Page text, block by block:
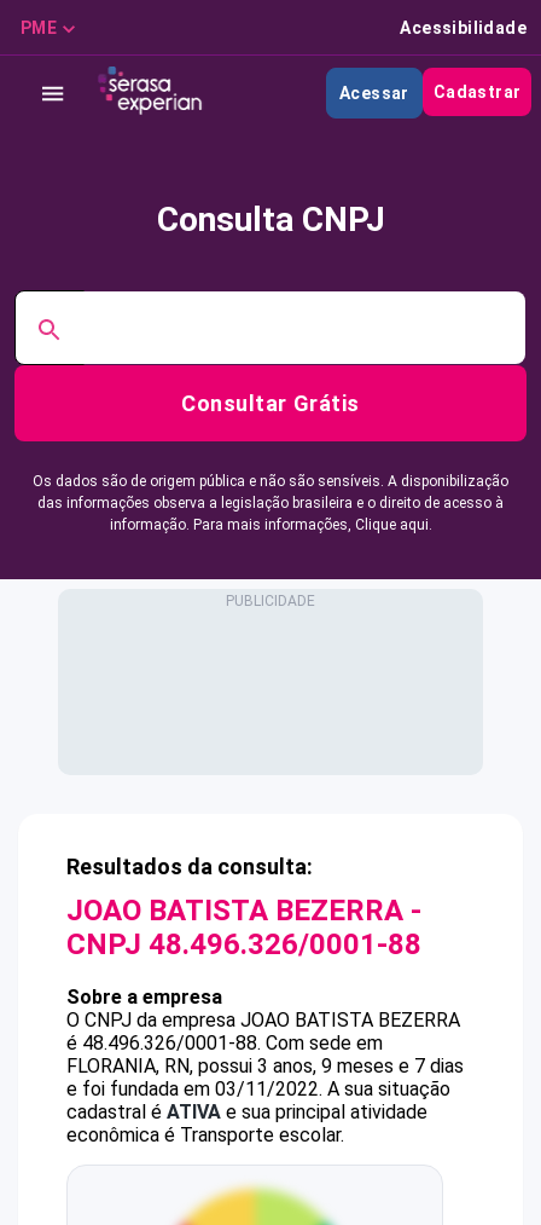
PME Acessibilidade
Acessar Cadastrar
Consulta CNPJ
Consultar Grátis
Os dados são de origem pública e não são sensíveis. A disponibilização
das informações observa a legislação brasileira e o direito de acesso à
informação. Para mais informações, Clique aqui.
Resultados da consulta:
JOAO BATISTA BEZERRA -
CNPJ 48.496.326/0001-88
Sobre a empresa
O CNPJ da empresa JOAO BATISTA BEZERRA
é 48.496.326/0001-88. Com sede em
FLORANIA, RN, possui 3 anos, 9 meses e 7 dias
e foi fundada em 03/11/2022. A sua situação
cadastral é ATIVA e sua principal atividade
econômica é Transporte escolar.